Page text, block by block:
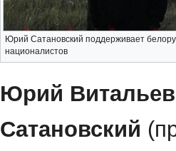
Юрий Сатановский поддерживает
националистов
Юрий
Сатановский